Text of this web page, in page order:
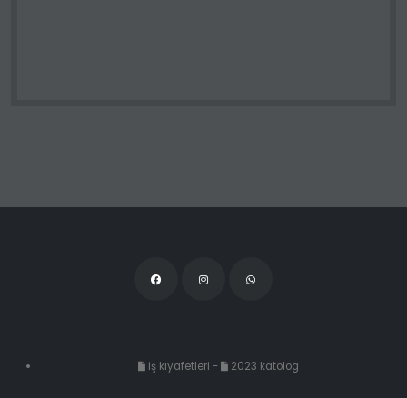
iş kıyafetleri - 2023 katolog